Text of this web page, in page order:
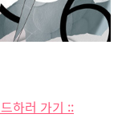
하러 가기 ::